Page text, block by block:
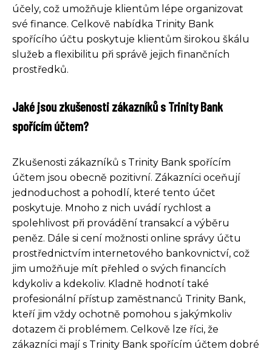
účely, což umožňuje klientům lépe organizovat
své finance. Celkově nabídka Trinity Bank
spořícího účtu poskytuje klientům širokou škálu
služeb a flexibilitu při správě jejich finančních
prostředků.
Jaké jsou zkušenosti zákazníků s Trinity Bank
spořícím účtem?
Zkušenosti zákazníků s Trinity Bank spořícím
účtem jsou obecně pozitivní. Zákazníci oceňují
jednoduchost a pohodlí, které tento účet
poskytuje. Mnoho z nich uvádí rychlost a
spolehlivost při provádění transakcí a výběru
peněz. Dále si cení možnosti online správy účtu
prostřednictvím internetového bankovnictví, což
jim umožňuje mít přehled o svých financích
kdykoliv a kdekoliv. Kladně hodnotí také
profesionální přístup zaměstnanců Trinity Bank,
kteří jim vždy ochotně pomohou s jakýmkoliv
dotazem či problémem. Celkově lze říci, že
zákazníci mají s Trinity Bank spořícím účtem dobré